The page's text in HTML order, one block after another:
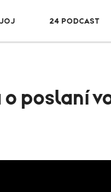
24 PODCAST
poslaní